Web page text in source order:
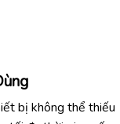
bị không thể thiếu